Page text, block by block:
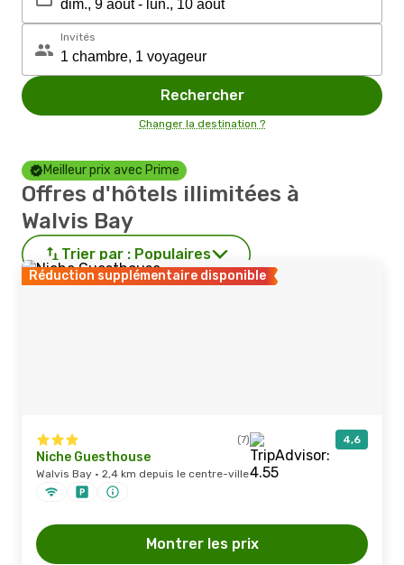
Invités
Rechercher
Changer la destination ?
Meilleur prix avec Prime
Offres d'hôtels illimitées à
Walvis Bay
Trier par : Populaires
Réduction supplémentaire disponible
(7) 4,6
Niche Guesthouse
Walvis Bay · 2,4 km depuis le centre-ville
Montrer les prix